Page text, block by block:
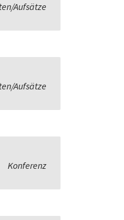
Aufsätze
Aufsätze
Konferenz